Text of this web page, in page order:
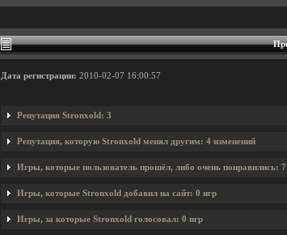
Дата регистрации: 2010-02-07 16:00:57
Репутация Stronxold: 3
Репутация, которую Stronxold менял другим: 4 изменений
Игры, которые пользователь прошёл, либо очень понравились: 7
Игры, которые Stronxold добавил на сайт: 0 игр
Игры, за которые Stronxold голосовал: 0 игр